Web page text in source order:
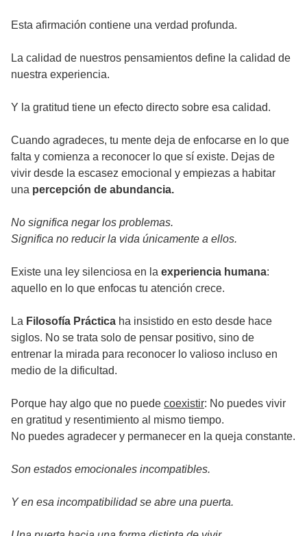
Esta afirmación contiene una verdad profunda.
La calidad de nuestros pensamientos define la calidad de
nuestra experiencia.
Y la gratitud tiene un efecto directo sobre esa calidad.
Cuando agradeces, tu mente deja de enfocarse en lo que
falta y comienza a reconocer lo que sí existe. Dejas de
vivir desde la escasez emocional y empiezas a habitar
una percepción de abundancia.
No significa negar los problemas.
Significa no reducir la vida únicamente a ellos.
Existe una ley silenciosa en la experiencia humana:
aquello en lo que enfocas tu atención crece.
La Filosofía Práctica ha insistido en esto desde hace
siglos. No se trata solo de pensar positivo, sino de
entrenar la mirada para reconocer lo valioso incluso en
medio de la dificultad.
Porque hay algo que no puede coexistir: No puedes vivir
en gratitud y resentimiento al mismo tiempo.
No puedes agradecer y permanecer en la queja constante.
Son estados emocionales incompatibles.
Y en esa incompatibilidad se abre una puerta.